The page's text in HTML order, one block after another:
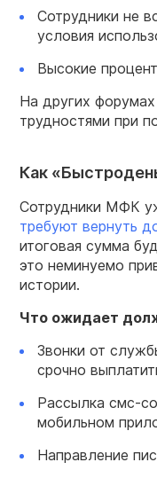
Сотрудники не
условия
Высокие
На других форумах
трудностями при
Как
Сотрудники МФК
требуют вернуть
итоговая сумма
это неминуемо
истории.
Что ожидает
Звонки от
срочно
Рассылка смс-
мобильном
Направление